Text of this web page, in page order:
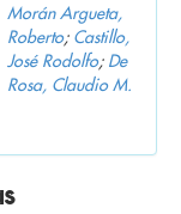
Morán Argueta,
Roberto; Castillo,
José Rodolfo; De
Rosa, Claudio M.